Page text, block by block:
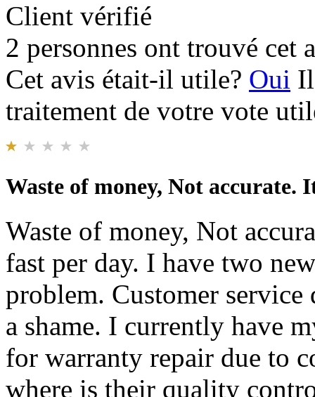
Client vérifié
2 personnes ont trouvé cet
Cet avis était-il utile? Oui
traitement de votre vote
Waste of money, Not accurate.
Waste of money, Not
fast per day. I have two
problem. Customer
a shame. I currently have
for warranty repair due to
where is their quality